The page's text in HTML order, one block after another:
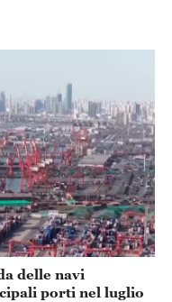
delle navi
porti nel luglio